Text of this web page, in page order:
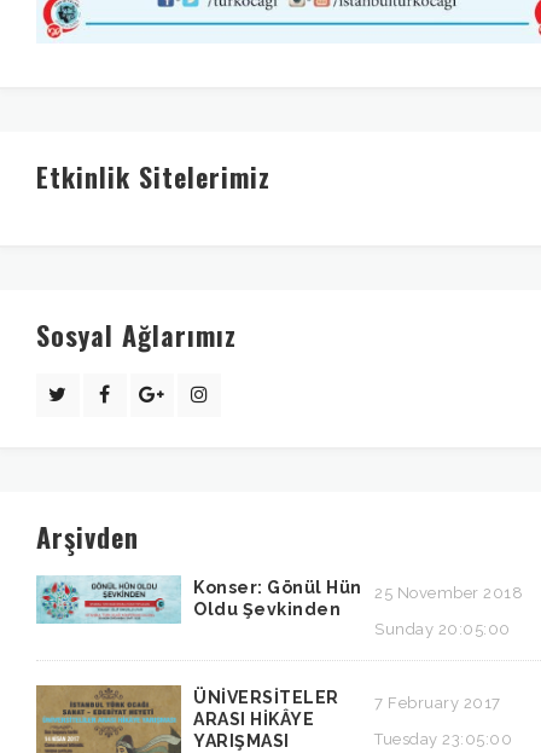
Etkinlik Sitelerimiz
Sosyal Ağlarımız
Arşivden
Konser: Gönül Hün
Oldu Şevkinden
25 November 2018
Sunday 20:05:00
ÜNİVERSİTELER
ARASI HİKÂYE
YARIŞMASI
7 February 2017
Tuesday 23:05:00